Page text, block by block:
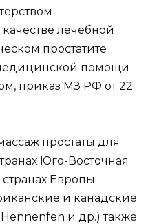
лечебной
простатите
помощи
приказ МЗ РФ от 22
простаты для
Юго-Восточная
Европы.
и канадские
Hennenfen и др.) также